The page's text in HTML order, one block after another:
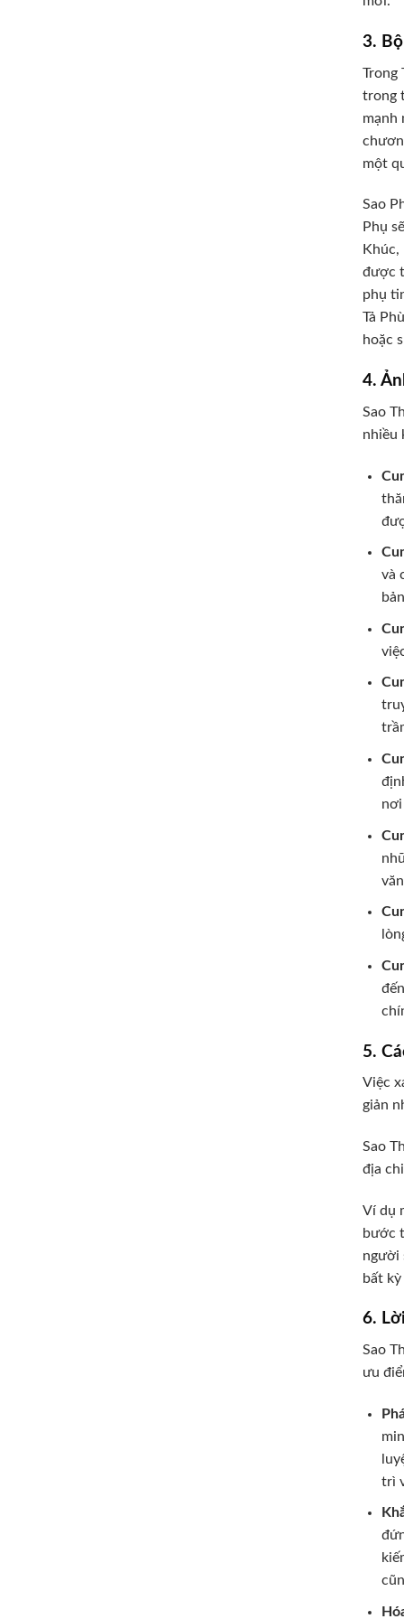
3.
Trong
trong
mạnh
một
Sao
Phụ
Khúc,
được
phụ
Tả
hoặc
4.
Sao
nhiều
và
nơi
5.
Việc
giản
Sao
địa
Ví dụ
bước
người
bất kỳ
6.
Sao
ưu
trì